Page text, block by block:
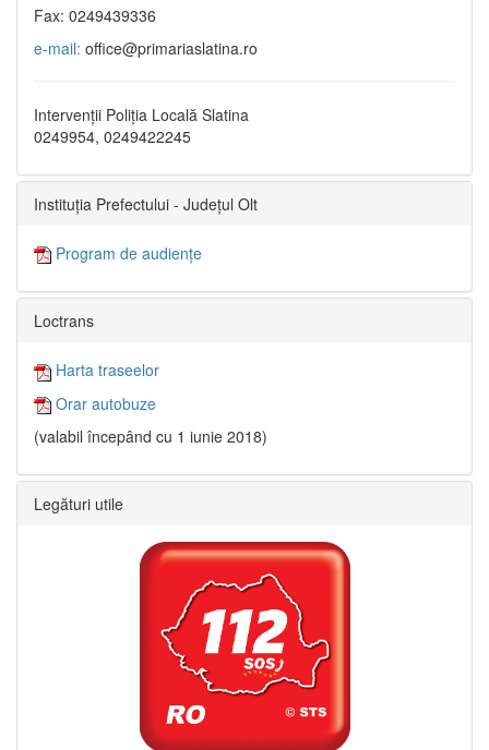
Fax: 0249439336
e-mail: office@primariaslatina.ro
Intervenții Poliția Locală Slatina
0249954, 0249422245
Instituția Prefectului - Județul Olt
Program de audiențe
Loctrans
Harta traseelor
Orar autobuze
(valabil începând cu 1 iunie 2018)
Legături utile